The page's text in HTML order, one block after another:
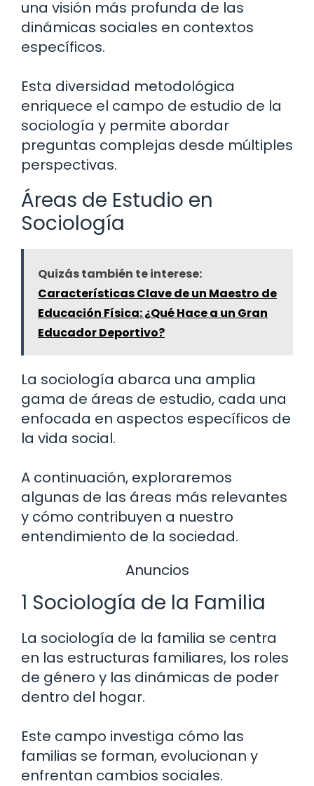
una visión más profunda de las
dinámicas sociales en contextos
específicos.
Esta diversidad metodológica
enriquece el campo de estudio de la
sociología y permite abordar
preguntas complejas desde múltiples
perspectivas.
Áreas de Estudio en
Sociología
Quizás también te interese:
Características Clave de un Maestro de
Educación Física: ¿Qué Hace a un Gran
Educador Deportivo?
La sociología abarca una amplia
gama de áreas de estudio, cada una
enfocada en aspectos específicos de
la vida social.
A continuación, exploraremos
algunas de las áreas más relevantes
y cómo contribuyen a nuestro
entendimiento de la sociedad.
Anuncios
1 Sociología de la Familia
La sociología de la familia se centra
en las estructuras familiares, los roles
de género y las dinámicas de poder
dentro del hogar.
Este campo investiga cómo las
familias se forman, evolucionan y
enfrentan cambios sociales.